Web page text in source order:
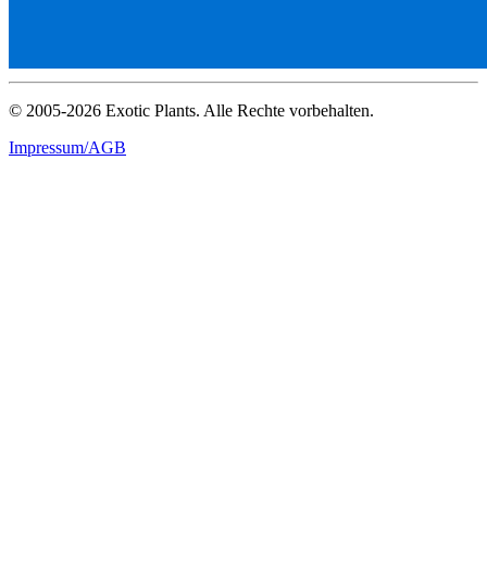
© 2005-2026 Exotic Plants. Alle Rechte vorbehalten.
Impressum/AGB